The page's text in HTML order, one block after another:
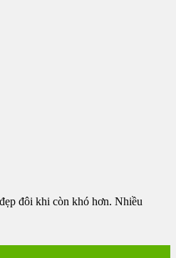
đôi khi còn khó hơn. Nhiều